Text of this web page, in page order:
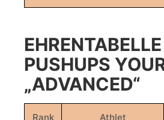
EHRENTABELLE
PUSHUPS
„ADVANCED“
Rank Athlet